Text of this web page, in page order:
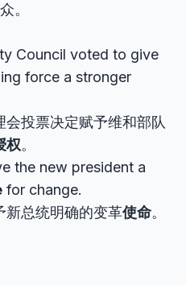
。
Council voted to give
force a stronger
会投票决定赋予维和部队
权。
the new president a
for change.
新总统明确的变革使命。